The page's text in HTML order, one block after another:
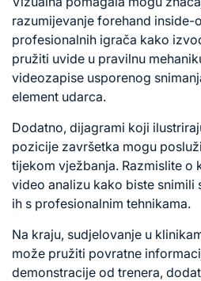
razumijevanje forehand inside-
profesionalnih igrača kako
pružiti uvide u pravilnu
videozapise usporenog
element udarca.
Dodatno, dijagrami koji
pozicije završetka mogu
tijekom vježbanja. Razmislite o
video analizu kako biste snimili
ih s profesionalnim tehnikama.
Na kraju, sudjelovanje u
može pružiti povratne
demonstracije od trenera,